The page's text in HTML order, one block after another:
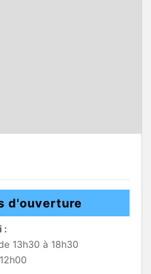
d'ouverture
:
13h30 à 18h30